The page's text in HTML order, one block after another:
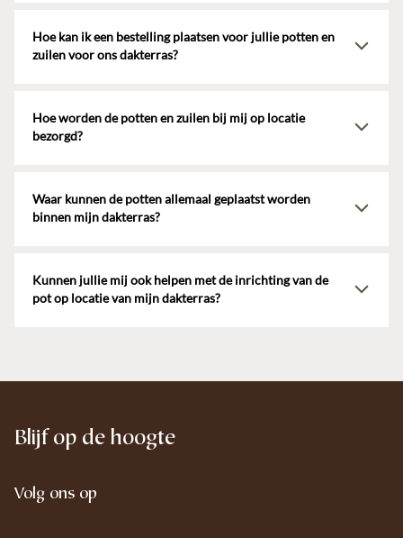
onze producten perfect aansluiten bij jouw wensen voor de
dakterras inrichting. Bij het kiezen van een eigen kleur of afwerking
ontvang je een op maat gemaakte offerte, afgestemd op jouw
Hoe kan ik een bestelling plaatsen voor jullie potten en
zuilen voor ons dakterras?
op de productpagina of de contactpagina. Vervolgens helpen we je
graag verder met je aanvraag voor dakterras aankleden en
dakterras inrichten. We kunnen ook op locatie langskomen om mee
Hoe worden de potten en zuilen bij mij op locatie
bezorgd?
potprijs. We zorgen ervoor dat de potten bij jou thuis bezorgd
worden, of je kunt ervoor kiezen om ze op te halen in ons atelier in
Erp.
Waar kunnen de potten allemaal geplaatst worden
binnen mijn dakterras?
verschillende ruimtes van je dakterras. Onze potten passen
moeiteloos in elke omgeving.
Kunnen jullie mij ook helpen met de inrichting van de
pot op locatie van mijn dakterras?
Blijf op de hoogte
Volg ons op